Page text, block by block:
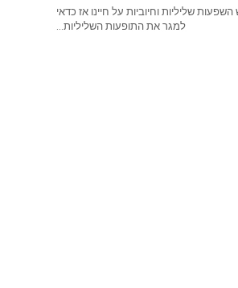
שליליות וחיוביות על חיינו אז כדאי
למגר את התופעות השליליות...